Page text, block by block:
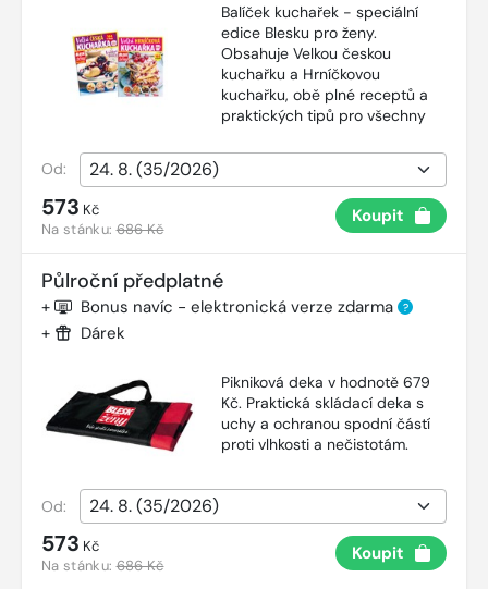
Balíček kuchařek - speciální
edice Blesku pro ženy.
Obsahuje Velkou českou
kuchařku a Hrníčkovou
kuchařku, obě plné receptů a
praktických tipů pro všechny
Od:
573 Kč
Na stánku:686 Kč
Koupit
Půlroční předplatné
+ Bonus navíc - elektronická verze zdarma ?
+ Dárek
Pikniková deka v hodnotě 679
Kč. Praktická skládací deka s
uchy a ochranou spodní částí
proti vlhkosti a nečistotám.
Od:
573 Kč
Na stánku:686 Kč
Koupit